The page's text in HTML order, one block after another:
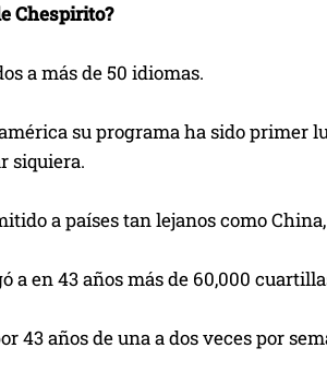
Chespirito?
a más de 50 idiomas.
su programa ha sido
siquiera.
a países tan lejanos como
a en 43 años más de 60,000
43 años de una a dos veces por